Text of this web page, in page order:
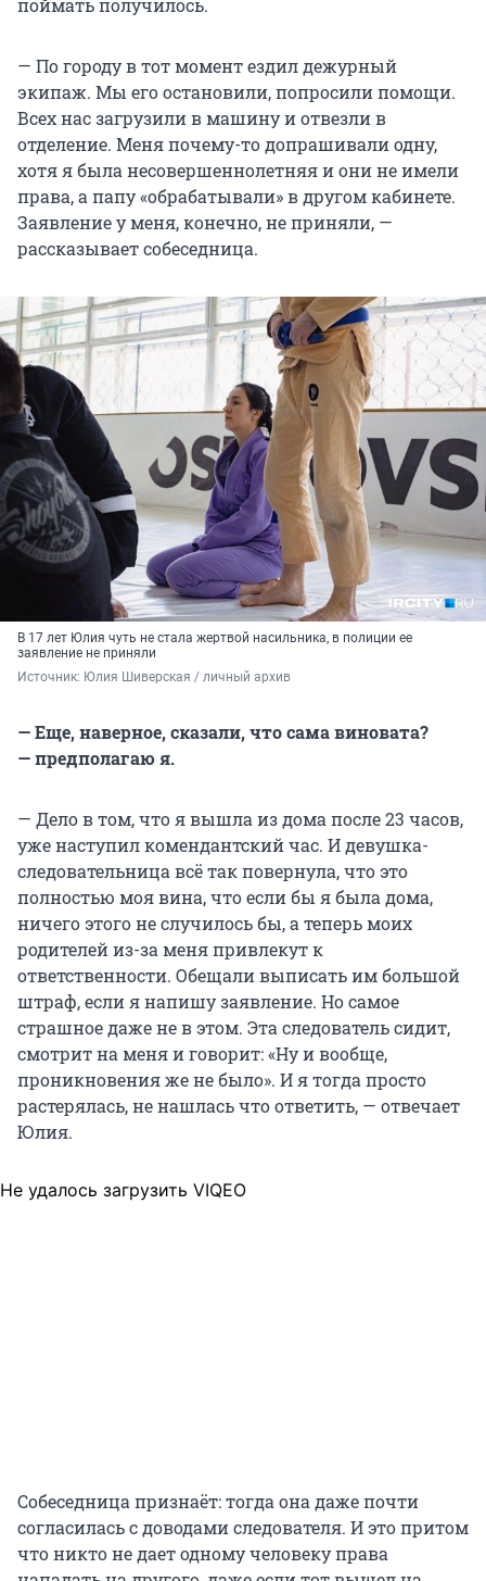
поймать получилось.
— По городу в тот момент ездил дежурный
экипаж. Мы его остановили, попросили помощи.
Всех нас загрузили в машину и отвезли в
отделение. Меня почему-то допрашивали одну,
хотя я была несовершеннолетняя и они не имели
права, а папу «обрабатывали» в другом кабинете.
Заявление у меня, конечно, не приняли, —
рассказывает собеседница.
В 17 лет Юлия чуть не стала жертвой насильника, в полиции ее
заявление не приняли
Источник: Юлия Шиверская / личный архив
— Еще, наверное, сказали, что сама виновата?
— предполагаю я.
— Дело в том, что я вышла из дома после 23 часов,
уже наступил комендантский час. И девушка-
следовательница всё так повернула, что это
полностью моя вина, что если бы я была дома,
ничего этого не случилось бы, а теперь моих
родителей из-за меня привлекут к
ответственности. Обещали выписать им большой
штраф, если я напишу заявление. Но самое
страшное даже не в этом. Эта следователь сидит,
смотрит на меня и говорит: «Ну и вообще,
проникновения же не было». И я тогда просто
растерялась, не нашлась что ответить, — отвечает
Юлия.
Не удалось загрузить VIQEO
Собеседница признаёт: тогда она даже почти
согласилась с доводами следователя. И это притом
что никто не дает одному человеку права